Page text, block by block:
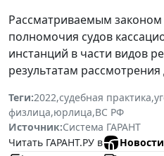
Рассматриваемым законом
полномочия судов
инстанций в части видов
результатам рассмотрения
Теги:2022,судебная практика,
физлица,юрлица,ВС РФ
Источник:Система ГАРАНТ
Читать ГАРАНТ.РУ в
Новости